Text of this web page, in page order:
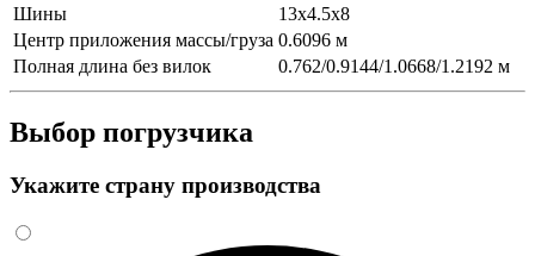
Шины
13x4.5x8
Центр приложения массы/груза 0.6096 м
Полная длина без вилок
0.762/0.9144/1.0668/1.2192 м
Выбор погрузчика
Укажите страну производства